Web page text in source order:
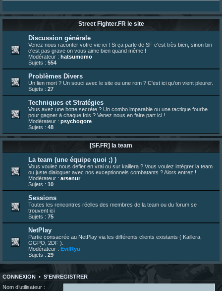
01 août 08:08¦hatsumomo:
Aujourd'hui, c'est le yaoi day. Pour la peine je reposte ma dernière fic.
30 juil. 07:22¦hatsumomo:
Un futur indispensable :https://x.com/preterniadotcom/status/20 ... 8820352079
26 juil. 22:09¦hatsumomo:bio de Alex en ligne les gens !
13 juil. 09:53¦hatsumomo
bonjour les amis, je viens de poster ma 1e review de figurine !
23 juin 10:36¦indy:une très chouette SFFR shoutbox !
23 juin 07:30¦hatsumomo:nouvelle trad caniculaire les amis !
23 juin 07:26¦hatsumomo:shoutbox réinitialisée
22 juin 12:27¦indy: Yo !
22 juin 08:49¦veja:Yo
Street Fighter.FR le site
Discussion générale
Venez nous raconter votre vie ici ! Si ça parle de SF c'est très bien, sinon bin
c'est pas grave on vous aime bien quand même !
Modérateur : hatsumomo
Sujets : 554
Problèmes Divers
Un lien mort ? Un souci avec le site ou une rom ? C'est ici qu'on vient pleurer.
Sujets : 27
Techniques et Stratégies
Vous avez une botte secrète ? Un combo imparable ou une tactique fourbe
pour gagner à chaque fois ? Venez nous en faire part ici !
Modérateur : psychogore
Sujets : 48
[SF.FR] la team
La team (une équipe quoi ;) )
Vous voulez nous defier en vrai ou sur kaillera ? Vous voulez intégrer la team
ou juste dialoguer avec nos exceptionnels combatants ? Alors entrez !
Modérateur : arsenur
Sujets : 10
Sessions
Toutes les rencontres réelles des membres de la team ou du forum se
trouvent ici
Sujets : 75
NetPlay
Partie consacrée au NetPlay via les différents clients existants ( Kaillera,
GGPO, 2DF ).
Modérateur : EvilRyu
Sujets : 29
CONNEXION • S’ENREGISTRER
Nom d’utilisateur :